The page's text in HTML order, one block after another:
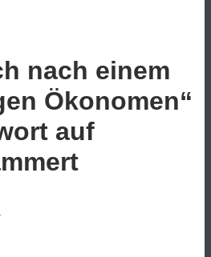
nach einem
Ökonomen“
auf